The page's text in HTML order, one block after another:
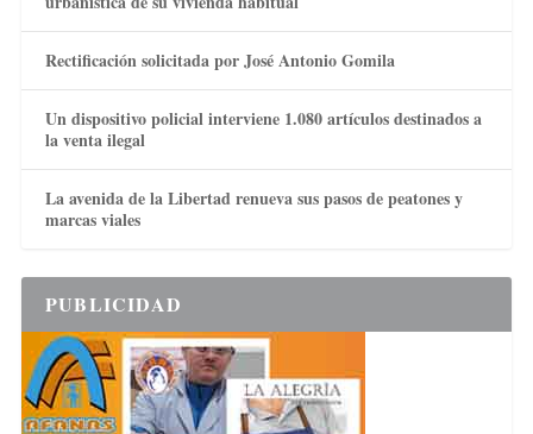
Rectificación solicitada por José Antonio Gomila
Un dispositivo policial interviene 1.080 artículos destinados a
la venta ilegal
La avenida de la Libertad renueva sus pasos de peatones y
marcas viales
PUBLICIDAD